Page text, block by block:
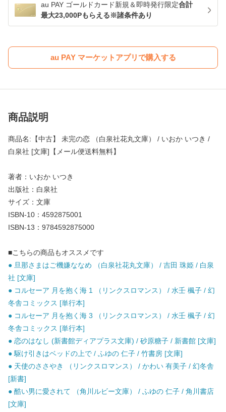
au PAY ゴールドカード新規＆即時発行限定合計
最大23,000Pもらえる※諸条件あり
au PAY マーケットアプリで購入する
商品説明
商品名:【中古】 未完の恋 （白泉社花丸文庫） / いおか いつき /
白泉社 [文庫]【メール便送料無料】
著者：いおか いつき
出版社：白泉社
サイズ：文庫
ISBN-10：4592875001
ISBN-13：9784592875000
■こちらの商品もオススメです
● 旦那さまはご機嫌ななめ （白泉社花丸文庫） / 吉田 珠姫 / 白泉
社 [文庫]
● コルセーア 月を抱く海 1 （リンクスロマンス） / 水壬 楓子 / 幻
冬舎コミックス [単行本]
● コルセーア 月を抱く海 3 （リンクスロマンス） / 水壬 楓子 / 幻
冬舎コミックス [単行本]
● 恋のはなし (新書館ディアプラス文庫) / 砂原糖子 / 新書館 [文庫]
● 駆け引きはベッドの上で / ふゆの 仁子 / 竹書房 [文庫]
● 天使のささやき （リンクスロマンス） / かわい 有美子 / 幻冬舎
[新書]
● 酷い男に愛されて （角川ルビー文庫） / ふゆの 仁子 / 角川書店
[文庫]